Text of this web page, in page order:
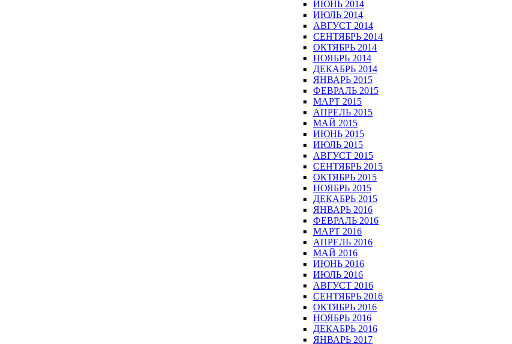
ИЮНЬ 2014
ИЮЛЬ 2014
АВГУСТ 2014
СЕНТЯБРЬ 2014
ОКТЯБРЬ 2014
НОЯБРЬ 2014
ДЕКАБРЬ 2014
ЯНВАРЬ 2015
ФЕВРАЛЬ 2015
МАРТ 2015
АПРЕЛЬ 2015
МАЙ 2015
ИЮНЬ 2015
ИЮЛЬ 2015
АВГУСТ 2015
СЕНТЯБРЬ 2015
ОКТЯБРЬ 2015
НОЯБРЬ 2015
ДЕКАБРЬ 2015
ЯНВАРЬ 2016
ФЕВРАЛЬ 2016
МАРТ 2016
АПРЕЛЬ 2016
МАЙ 2016
ИЮНЬ 2016
ИЮЛЬ 2016
АВГУСТ 2016
СЕНТЯБРЬ 2016
ОКТЯБРЬ 2016
НОЯБРЬ 2016
ДЕКАБРЬ 2016
ЯНВАРЬ 2017